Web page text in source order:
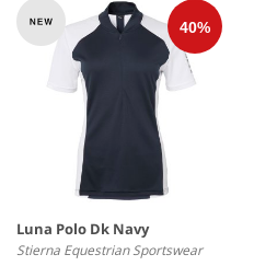
Luna Polo Dk Navy
Stierna Equestrian Sportswear